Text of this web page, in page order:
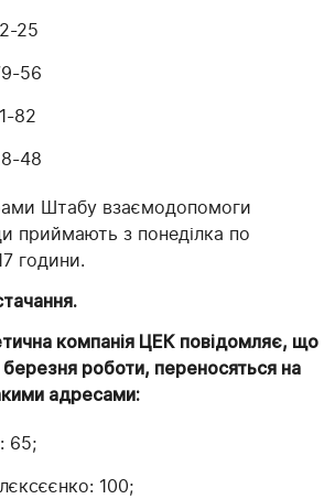
25
56
82
48
Штабу взаємодопомоги
приймають з понеділка по
години.
компанія ЦЕК повідомляє, що
березня роботи, переносяться на
адресами:
65;
100;